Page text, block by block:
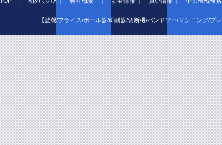
【旋盤/フライス/ボール盤/研削盤/切断機/バンドソー/マシニング/プ